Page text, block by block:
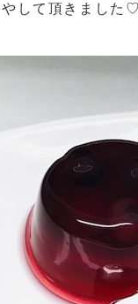
やして頂きました